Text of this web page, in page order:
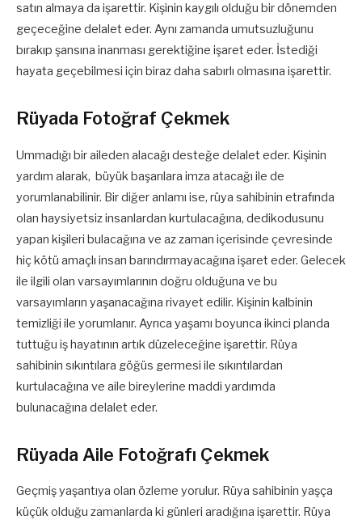
satın almaya da işarettir. Kişinin kaygılı olduğu bir dönemden
geçeceğine delalet eder. Aynı zamanda umutsuzluğunu
bırakıp şansına inanması gerektiğine işaret eder. İstediği
hayata geçebilmesi için biraz daha sabırlı olmasına işarettir.
Rüyada Fotoğraf Çekmek
Ummadığı bir aileden alacağı desteğe delalet eder. Kişinin
yardım alarak, büyük başarılara imza atacağı ile de
yorumlanabilinir. Bir diğer anlamı ise, rüya sahibinin etrafında
olan haysiyetsiz insanlardan kurtulacağına, dedikodusunu
yapan kişileri bulacağına ve az zaman içerisinde çevresinde
hiç kötü amaçlı insan barındırmayacağına işaret eder. Gelecek
ile ilgili olan varsayımlarının doğru olduğuna ve bu
varsayımların yaşanacağına rivayet edilir. Kişinin kalbinin
temizliği ile yorumlanır. Ayrıca yaşamı boyunca ikinci planda
tuttuğu iş hayatının artık düzeleceğine işarettir. Rüya
sahibinin sıkıntılara göğüs germesi ile sıkıntılardan
kurtulacağına ve aile bireylerine maddi yardımda
bulunacağına delalet eder.
Rüyada Aile Fotoğrafı Çekmek
Geçmiş yaşantıya olan özleme yorulur. Rüya sahibinin yaşça
küçük olduğu zamanlarda ki günleri aradığına işarettir. Rüya